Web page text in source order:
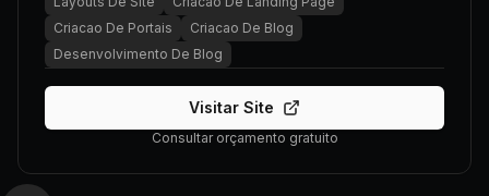
Criacao De Portais
Criacao De Blog
Desenvolvimento De Blog
Visitar Site
Consultar orçamento gratuito